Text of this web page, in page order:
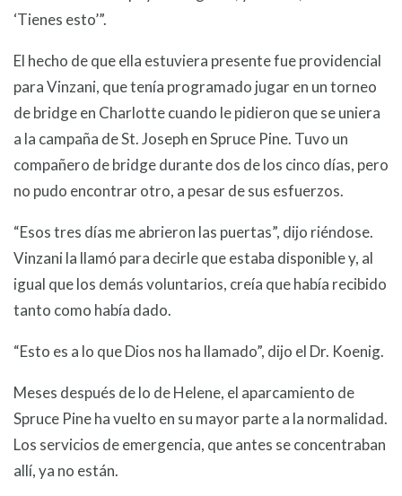
‘Tienes esto’”.
El hecho de que ella estuviera presente fue providencial
para Vinzani, que tenía programado jugar en un torneo
de bridge en Charlotte cuando le pidieron que se uniera
a la campaña de St. Joseph en Spruce Pine. Tuvo un
compañero de bridge durante dos de los cinco días, pero
no pudo encontrar otro, a pesar de sus esfuerzos.
“Esos tres días me abrieron las puertas”, dijo riéndose.
Vinzani la llamó para decirle que estaba disponible y, al
igual que los demás voluntarios, creía que había recibido
tanto como había dado.
“Esto es a lo que Dios nos ha llamado”, dijo el Dr. Koenig.
Meses después de lo de Helene, el aparcamiento de
Spruce Pine ha vuelto en su mayor parte a la normalidad.
Los servicios de emergencia, que antes se concentraban
allí, ya no están.